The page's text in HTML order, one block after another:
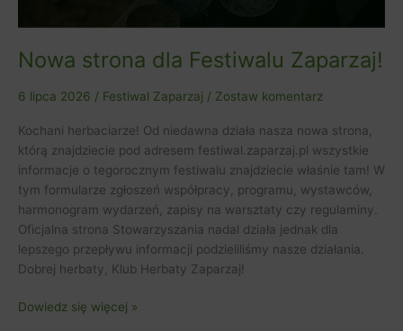
Nowa strona dla Festiwalu Zaparzaj!
6 lipca 2026 / Festiwal Zaparzaj / Zostaw komentarz
Kochani herbaciarze! Od niedawna działa nasza nowa strona,
którą znajdziecie pod adresem festiwal.zaparzaj.pl wszystkie
informacje o tegorocznym festiwalu znajdziecie właśnie tam! W
tym formularze zgłoszeń współpracy, programu, wystawców,
harmonogram wydarzeń, zapisy na warsztaty czy regulaminy.
Oficjalna strona Stowarzyszania nadal działa jednak dla
lepszego przepływu informacji podzieliliśmy nasze działania.
Dobrej herbaty, Klub Herbaty Zaparzaj!
Dowiedz się więcej »